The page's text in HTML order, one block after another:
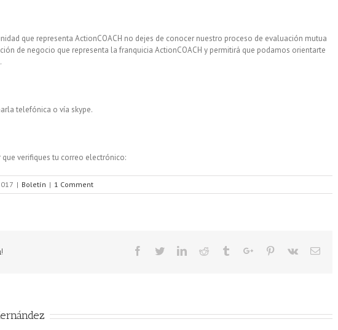
que representa ActionCOACH no dejes de conocer nuestro proceso de evaluación mutua
de negocio que representa la franquicia ActionCOACH y permitirá que podamos orientarte
telefónica o vía skype.
verifiques tu correo electrónico:​
| Boletín | 1 Comment
Facebook
TwitterLinkedinReddit TumblrGoogle+Pinterest
Vk Email